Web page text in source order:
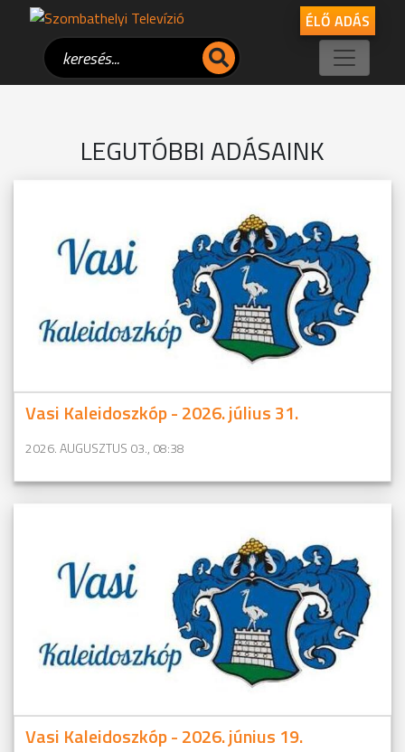
ÉLŐ ADÁS
LEGUTÓBBI ADÁSAINK
Vasi Kaleidoszkóp - 2026. július 31.
2026. AUGUSZTUS 03., 08:38
Vasi Kaleidoszkóp - 2026. június 19.